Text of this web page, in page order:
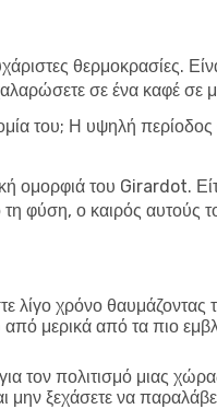
θερμοκρασίες.
σε ένα καφέ σε
του; Η υψηλή
ομορφιά του Girardot.
φύση, ο καιρός αυτούς
λίγο χρόνο θαυμάζοντας
μερικά από τα πιο
τον πολιτισμό μιας
μην ξεχάσετε να